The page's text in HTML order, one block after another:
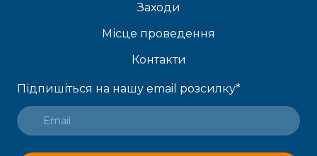
Заходи
Місце проведення
Контакти
Підпишіться на нашу email розсилку*